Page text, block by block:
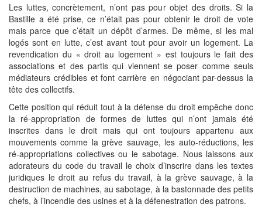
Les luttes, concrètement, n’ont pas pour objet des droits. Si la
Bastille a été prise, ce n’était pas pour obtenir le droit de vote
mais parce que c’était un dépôt d’armes. De même, si les mal
logés sont en lutte, c’est avant tout pour avoir un logement. La
revendication du « droit au logement » est toujours le fait des
associations et des partis qui viennent se poser comme seuls
médiateurs crédibles et font carrière en négociant par-dessus la
tête des collectifs.
Cette position qui réduit tout à la défense du droit empêche donc
la ré-appropriation de formes de luttes qui n’ont jamais été
inscrites dans le droit mais qui ont toujours appartenu aux
mouvements comme la grève sauvage, les auto-réductions, les
ré-appropriations collectives ou le sabotage. Nous laissons aux
adorateurs du code du travail le choix d’inscrire dans les textes
juridiques le droit au refus du travail, à la grève sauvage, à la
destruction de machines, au sabotage, à la bastonnade des petits
chefs, à l’incendie des usines et à la défenestration des patrons.